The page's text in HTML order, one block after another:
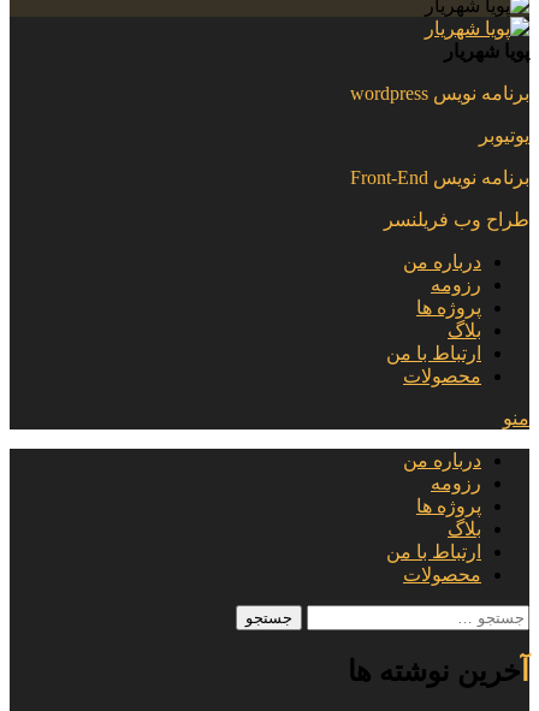
پویا شهریار
برنامه نویس wordpress
یوتیوبر
برنامه نویس Front-End
طراح وب فریلنسر
درباره من
رزومه
پروژه ها
بلاگ
ارتباط با من
محصولات
منو
درباره من
رزومه
پروژه ها
بلاگ
ارتباط با من
محصولات
جستجو
آخرین نوشته ها